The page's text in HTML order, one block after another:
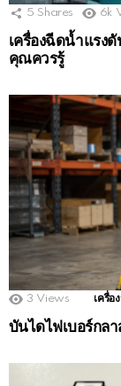
5 Shares 6k
เครื่องฉีดน้ำแรง
คุณควรรู้
3 Views เครื่อ
บันไดไฟเบอร์กล